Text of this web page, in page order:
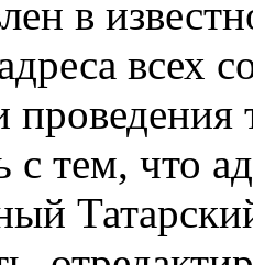
в
всех
с тем, что